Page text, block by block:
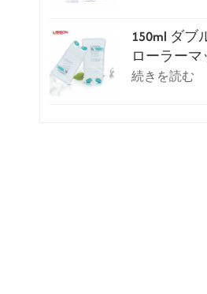
150ml ダブ
ローラー
粧チューブ
続きを読む